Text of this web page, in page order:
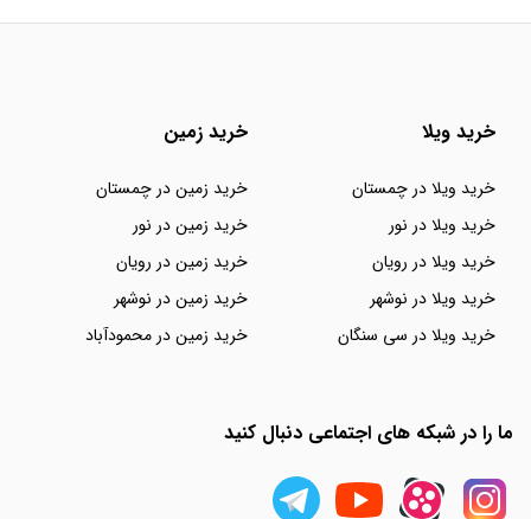
خرید ویلا
خرید ویلا در چمستان
خرید ویلا در نور
خرید ویلا در رویان
خرید ویلا در نوشهر
خرید ویلا در سی سنگان
خرید زمین
خرید زمین در چمستان
خرید زمین در نور
خرید زمین در رویان
خرید زمین در نوشهر
خرید زمین در محمودآباد
ما را در شبکه های اجتماعی دنبال کنید